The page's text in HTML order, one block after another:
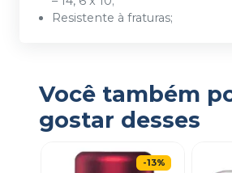
Resistente à fraturas;
Você também
gostar desses
-13%